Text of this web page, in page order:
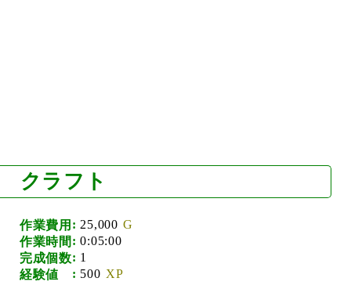
クラフト
作業費用
25,000
作業時間
0:05:00
完成個数
1
経験値
500